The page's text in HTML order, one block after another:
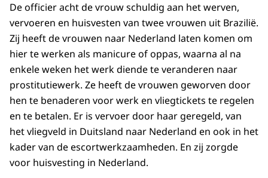
De officier acht de vrouw schuldig aan het werven,
vervoeren en huisvesten van twee vrouwen uit Brazilië.
Zij heeft de vrouwen naar Nederland laten komen om
hier te werken als manicure of oppas, waarna al na
enkele weken het werk diende te veranderen naar
prostitutiewerk. Ze heeft de vrouwen geworven door
hen te benaderen voor werk en vliegtickets te regelen
en te betalen. Er is vervoer door haar geregeld, van
het vliegveld in Duitsland naar Nederland en ook in het
kader van de escortwerkzaamheden. En zij zorgde
voor huisvesting in Nederland.